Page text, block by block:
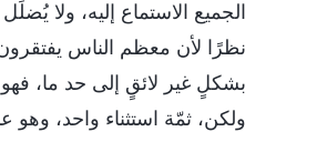
الجميع الاستماع إليه، ولا
نظرًا لأن معظم الناس يفتقرون
بشكلٍ غير لائقٍ إلى حد ما،
ولكن، ثمّة استثناء واحد، وهو